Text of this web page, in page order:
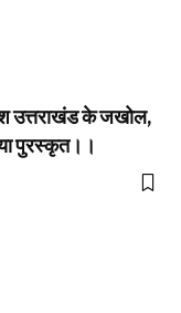
उत्तराखंड के जखोल,
पुरस्कृत।।